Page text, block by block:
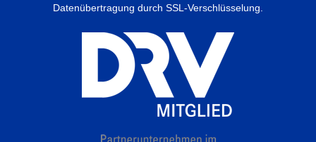
Datenübertragung durch SSL-Verschlüsselung.